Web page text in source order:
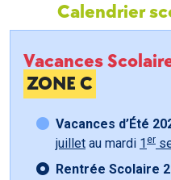
Calendrier
Vacances
ZONE C
Vacances d’Été
juillet au mardi 1 er
Rentrée Scolaire